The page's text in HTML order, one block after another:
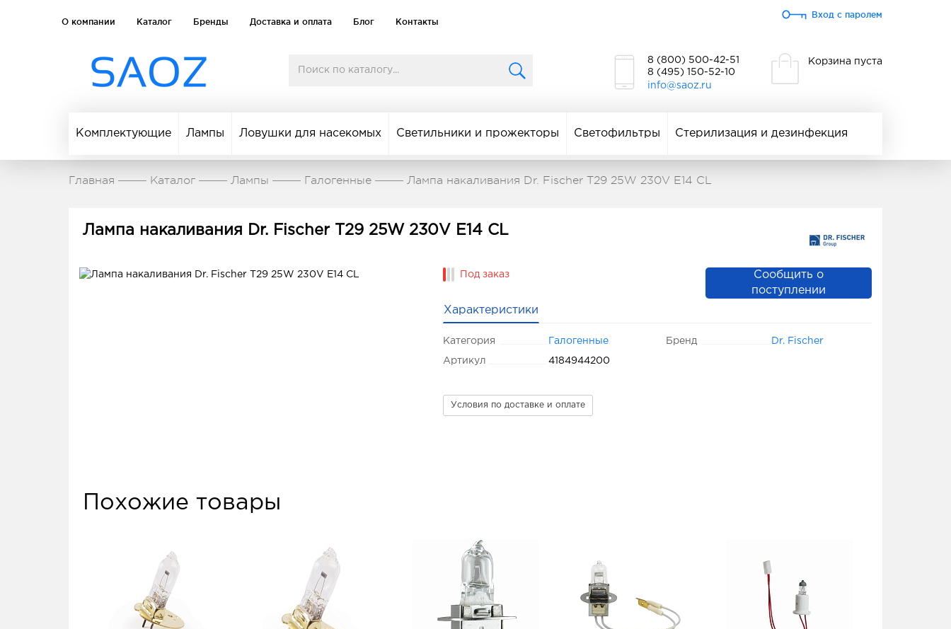
О компании Каталог Бренды Доставка и оплата Блог Контакты
Вход с паролем
8 (800) 500-42-51
8 (495) 150-52-10
info@saoz.ru
Корзина пуста
Комплектующие Лампы Ловушки для насекомых Светильники и прожекторы Светофильтры Стерилизация и дезинфекция
Главная Каталог Лампы Галогенные Лампа накаливания Dr. Fischer T29 25W 230V E14 CL
Лампа накаливания Dr. Fischer T29 25W 230V E14 CL
Под заказ
Сообщить о
поступлении
Характеристики
Категория Галогенные
Артикул 4184944200
Бренд Dr. Fischer
Условия по доставке и оплате
Похожие товары